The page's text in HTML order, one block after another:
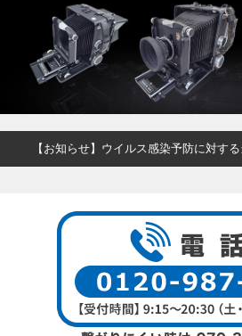
【お知らせ】ウイルス感染予防に対す